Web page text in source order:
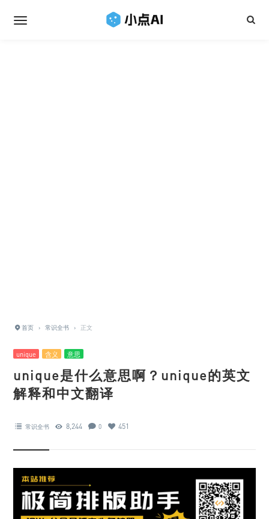
首页 › 常识全书 › 正文
unique 含义 意思
unique是什么意思啊？unique的英文
解释和中文翻译
常识全书 8,244 0 451